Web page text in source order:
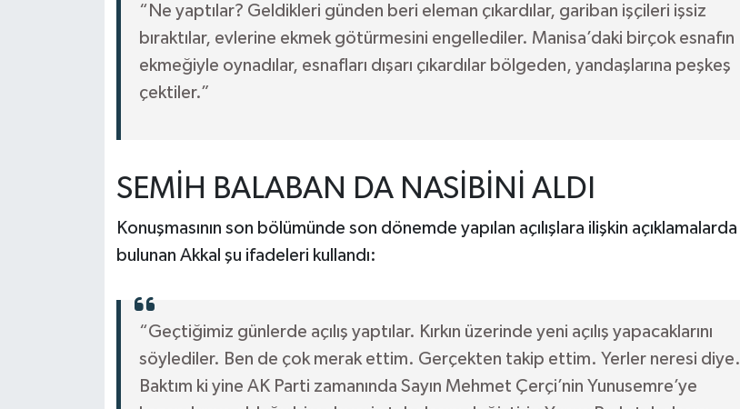
“Ne yaptılar? Geldikleri günden beri eleman çıkardılar, gariban işçileri işsiz
bıraktılar, evlerine ekmek götürmesini engellediler. Manisa’daki birçok esnafın
ekmeğiyle oynadılar, esnafları dışarı çıkardılar bölgeden, yandaşlarına peşkeş
çektiler.”
SEMİH BALABAN DA NASİBİNİ ALDI
Konuşmasının son bölümünde son dönemde yapılan açılışlara ilişkin açıklamalarda
bulunan Akkal şu ifadeleri kullandı:
“Geçtiğimiz günlerde açılış yaptılar. Kırkın üzerinde yeni açılış yapacaklarını
söylediler. Ben de çok merak ettim. Gerçekten takip ettim. Yerler neresi diye.
Baktım ki yine AK Parti zamanında Sayın Mehmet Çerçi’nin Yunusemre’ye